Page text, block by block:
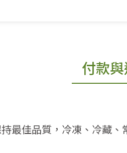
付款
最佳品質，冷凍、冷藏